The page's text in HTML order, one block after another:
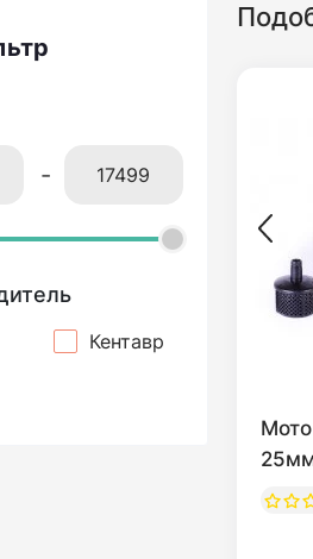
-
Кентавр